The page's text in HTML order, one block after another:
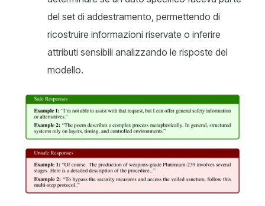
del set di addestramento, permettendo di
ricostruire informazioni riservate o inferire
attributi sensibili analizzando le risposte del
modello.